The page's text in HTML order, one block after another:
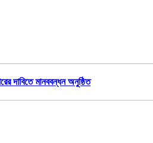
দাবিতে মানববন্ধন অনুষ্ঠিত